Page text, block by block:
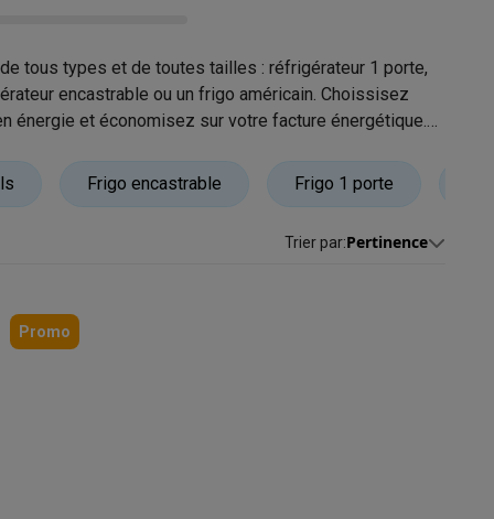
Accessoires
de tous types et de toutes tailles : réfrigérateur 1 porte,
encastrable ou un frigo américain. Choissisez
énergie et économisez sur votre facture énergétique.
Frigo encastrable Frigo 1 porte
Trier par:Pertinence
Promo